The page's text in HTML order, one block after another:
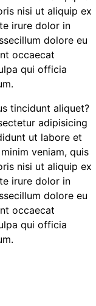
nisi ut aliquip ex
irure dolor in
dolore eu
occaecat
qui officia
tincidunt aliquet?
adipisicing
ut labore et
veniam, quis
nisi ut aliquip ex
irure dolor in
dolore eu
occaecat
qui officia